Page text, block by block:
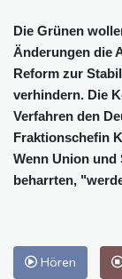
Die Grünen
Änderungen die
Reform zur
verhindern. Die
Verfahren den
Fraktionschefin
Wenn Union und
beharrten,
Hören